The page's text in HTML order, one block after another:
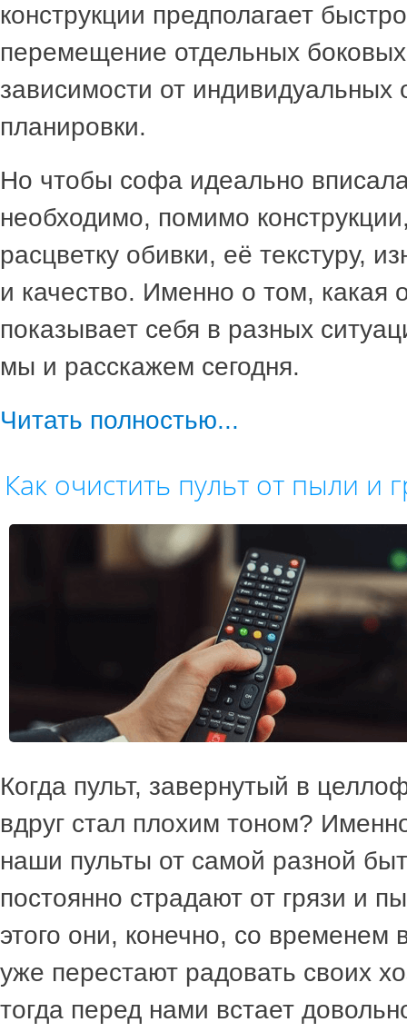
конструкции предполагает
перемещение отдельных
зависимости от индивидуальных
планировки.
Но чтобы софа идеально
необходимо, помимо
расцветку обивки, её текстуру,
и качество. Именно о том, какая
показывает себя в разных
мы и расскажем сегодня.
Читать полностью...
Как очистить пульт от пыли и
Когда пульт, завернутый в
вдруг стал плохим тоном?
наши пульты от самой разной
постоянно страдают от грязи и
этого они, конечно, со временем
уже перестают радовать своих
тогда перед нами встает